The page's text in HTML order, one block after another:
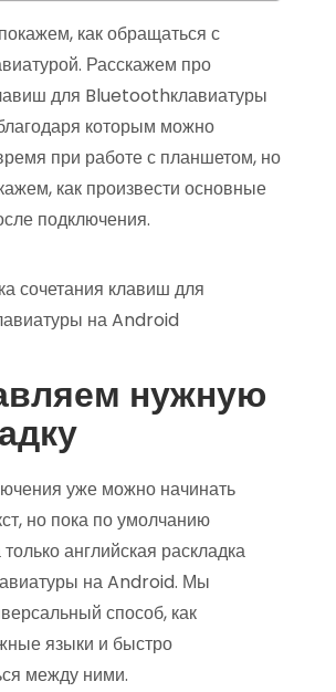
как обращаться с
Расскажем про
для Bluetoothклавиатуры
которым можно
при работе с планшетом, но
как произвести основные
подключения.
нужную
уже можно начинать
но пока по умолчанию
английская раскладка
на Android. Мы
способ, как
языки и быстро
между ними.